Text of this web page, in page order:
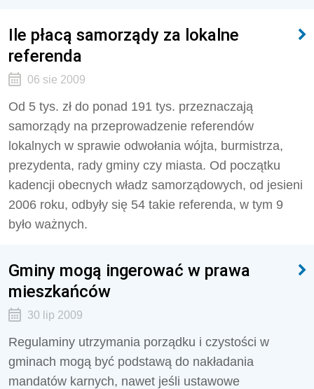
Ile płacą samorządy za lokalne
referenda
06 sie 2009
Od 5 tys. zł do ponad 191 tys. przeznaczają
samorządy na przeprowadzenie referendów
lokalnych w sprawie odwołania wójta, burmistrza,
prezydenta, rady gminy czy miasta. Od początku
kadencji obecnych władz samorządowych, od jesieni
2006 roku, odbyły się 54 takie referenda, w tym 9
było ważnych.
Gminy mogą ingerować w prawa
mieszkańców
30 lip 2009
Regulaminy utrzymania porządku i czystości w
gminach mogą być podstawą do nakładania
mandatów karnych, nawet jeśli ustawowe